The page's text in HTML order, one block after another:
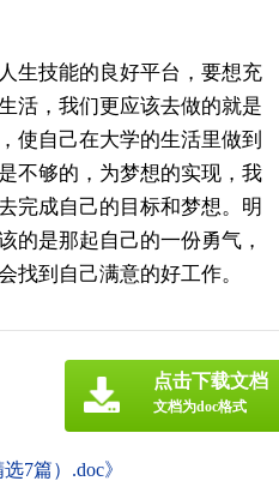
生技能的良好平台，要想充
活，我们更应该去做的就是
使自己在大学的生活里做到
不够的，为梦想的实现，我
完成自己的目标和梦想。明
的是那起自己的一份勇气，
找到自己满意的好工作。
7篇）.doc》
点击下载文档
文档为doc格式